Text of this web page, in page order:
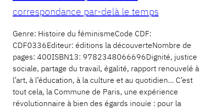
correspondance par-delà le temps
Genre: Histoire du féminismeCode CDF:
CDF0336Editeur: éditions la découverteNombre de
pages: 400ISBN13: 9782348066696Dignité, justice
sociale, partage du travail, égalité, rapport renouvelé à
l’art, à l’éducation, à la culture et au quotidien… C’est
tout cela, la Commune de Paris, une expérience
révolutionnaire à bien des égards inouïe : pour la